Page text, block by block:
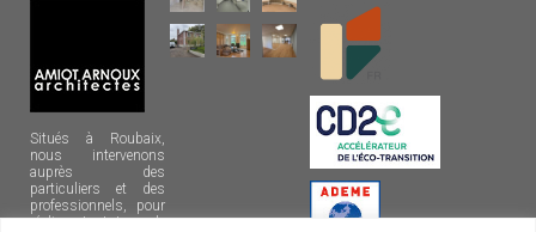
Situés à Roubaix,
nous intervenons
auprès des
particuliers et des
professionnels, pour
réaliser tout type de